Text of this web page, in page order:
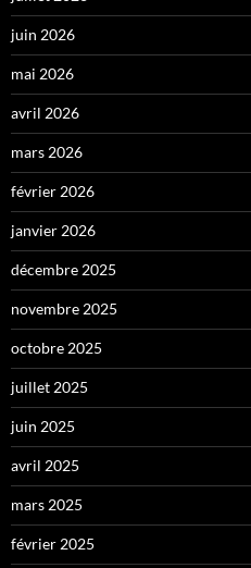
juin 2026
mai 2026
avril 2026
mars 2026
février 2026
janvier 2026
décembre 2025
novembre 2025
octobre 2025
juillet 2025
juin 2025
avril 2025
mars 2025
février 2025